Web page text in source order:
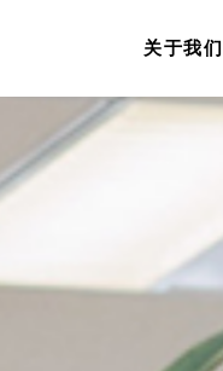
关于我们